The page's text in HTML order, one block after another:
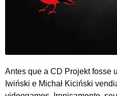
Antes que a CD Projekt fosse
Iwiński e Michał Kiciński